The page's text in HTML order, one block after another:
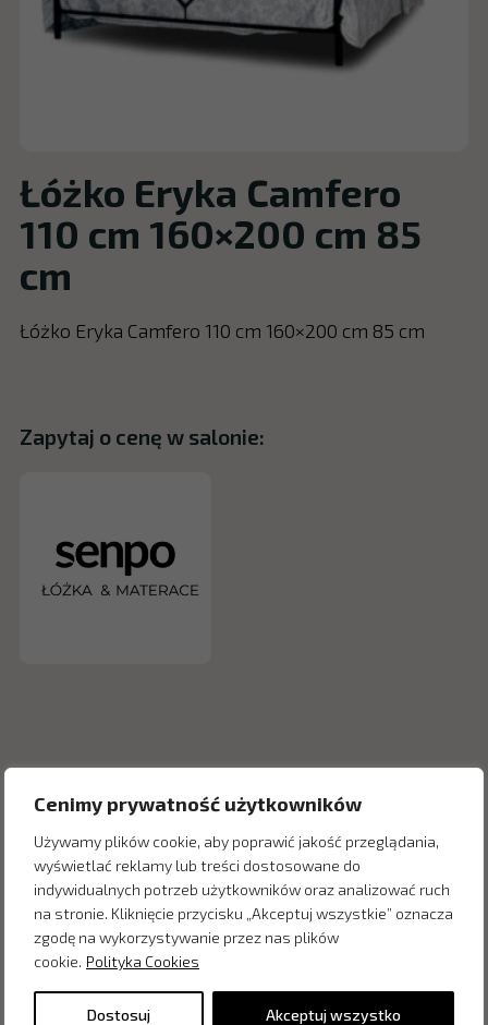
Cenimy prywatność użytkowników
Używamy plików cookie, aby poprawić jakość przeglądania,
wyświetlać reklamy lub treści dostosowane do
indywidualnych potrzeb użytkowników oraz analizować ruch
na stronie. Kliknięcie przycisku „Akceptuj wszystkie” oznacza
zgodę na wykorzystywanie przez nas plików
cookie. Polityka Cookies
Dostosuj Akceptuj wszystko
Łóżko Eryka Camfero
110 cm 160×200 cm 85
cm
Łóżko Eryka Camfero 110 cm 160×200 cm 85 cm
Zapytaj o cenę w salonie:
Inne produkty z kategorii